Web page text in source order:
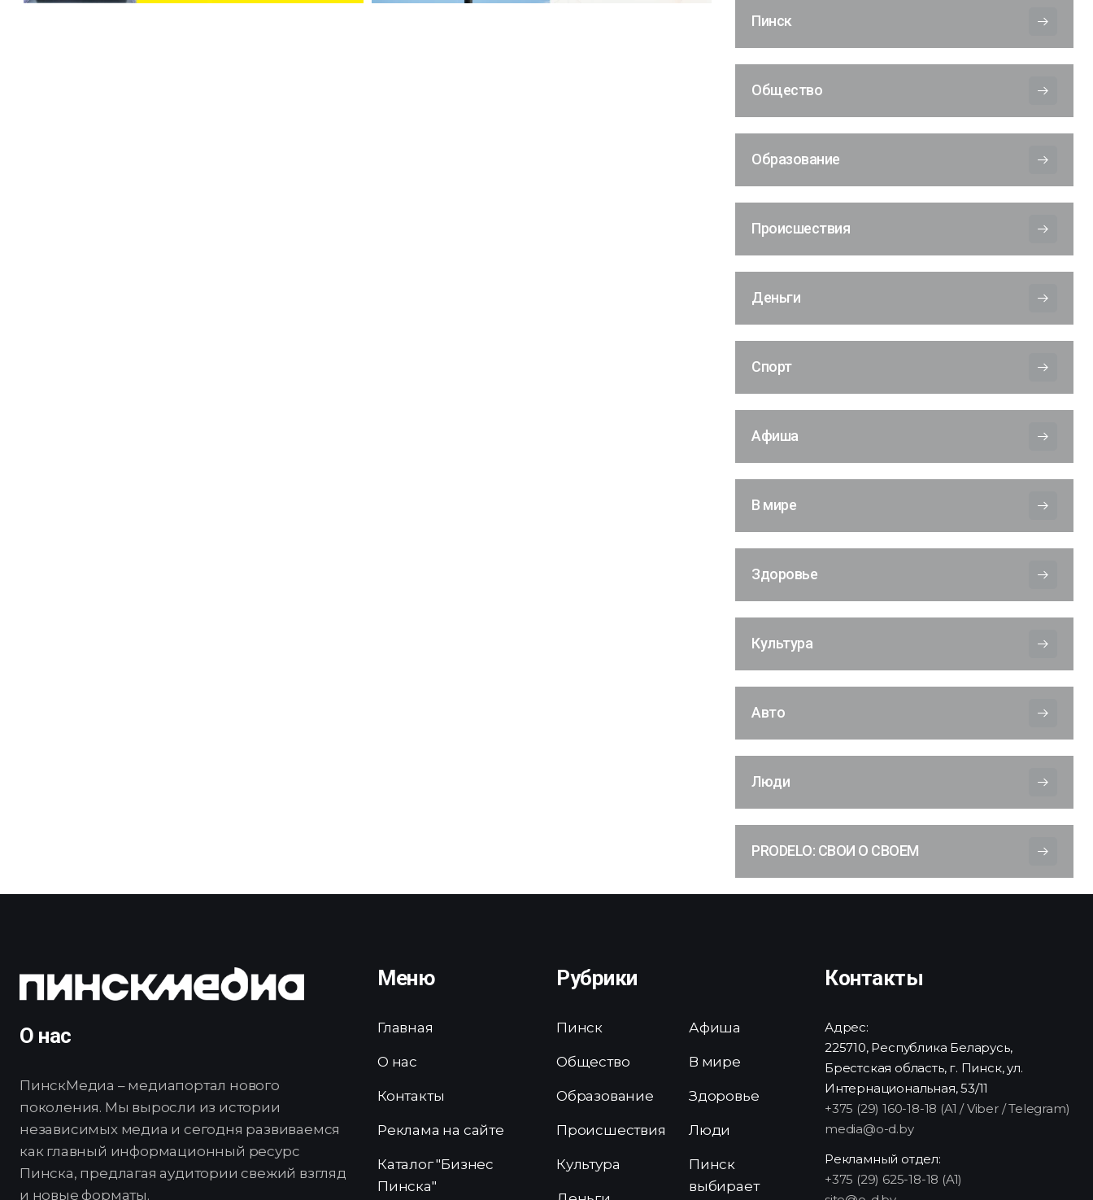
Пинск
Общество
Образование
Происшествия
Деньги
Спорт
Афиша
В мире
Здоровье
Культура
Авто
Люди
PRODELO: СВОИ О СВОЕМ
О нас
ПинскМедиа – медиапортал нового
поколения. Мы выросли из истории
независимых медиа и сегодня развиваемся
как главный информационный ресурс
Пинска, предлагая аудитории свежий взгляд
и новые форматы.
Меню
Главная
О нас
Контакты
Реклама на сайте
Каталог "Бизнес
Пинска"
Рубрики
Пинск
Общество
Образование
Происшествия
Культура
Афиша
В мире
Здоровье
Люди
Пинск
выбирает
Контакты
Адрес:
225710, Республика Беларусь,
Брестская область, г. Пинск, ул.
Интернациональная, 53/11
+375 (29) 160-18-18 (A1 / Viber / Telegram)
media@o-d.by
Рекламный отдел:
+375 (29) 625-18-18 (A1)